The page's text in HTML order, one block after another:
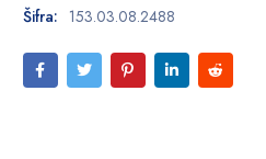
Šifra: 153.03.08.2488